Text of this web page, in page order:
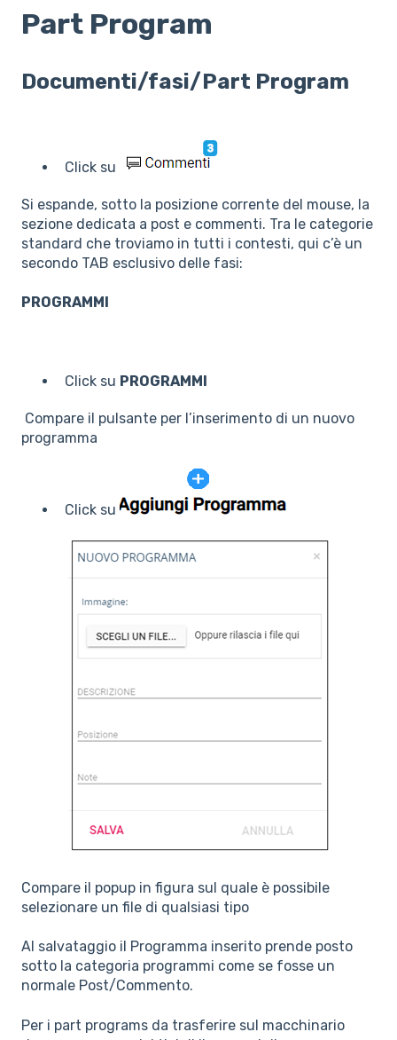
Part Program
Documenti/fasi/Part Program
Click su
Si espande, sotto la posizione corrente del mouse, la
sezione dedicata a post e commenti. Tra le categorie
standard che troviamo in tutti i contesti, qui c’è un
secondo TAB esclusivo delle fasi:
PROGRAMMI
Click su PROGRAMMI
Compare il pulsante per l’inserimento di un nuovo
programma
Click su
Compare il popup in figura sul quale è possibile
selezionare un file di qualsiasi tipo
Al salvataggio il Programma inserito prende posto
sotto la categoria programmi come se fosse un
normale Post/Commento.
Per i part programs da trasferire sul macchinario